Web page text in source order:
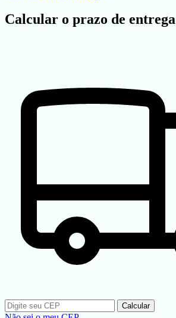
Calcular o prazo de entrega
Calcular